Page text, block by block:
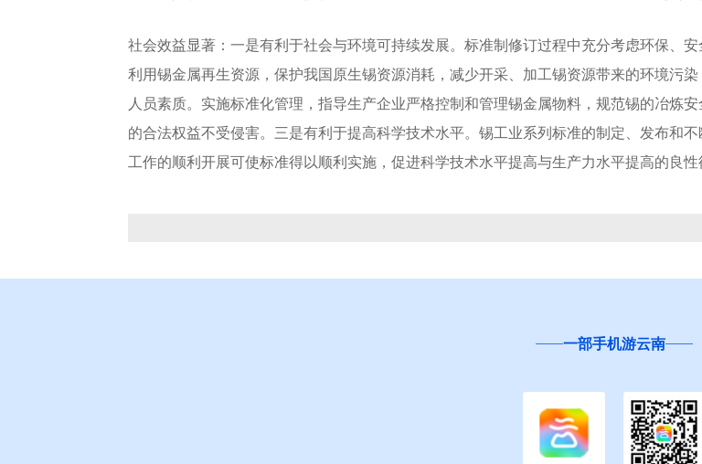
社会效益显著：一是有利于社会与环境可持续发展。标准制修订过程中充分考虑环保、
利用锡金属再生资源，保护我国原生锡资源消耗，减少开采、加工锡资源带来的环境污
人员素质。实施标准化管理，指导生产企业严格控制和管理锡金属物料，规范锡的冶炼
的合法权益不受侵害。三是有利于提高科学技术水平。锡工业系列标准的制定、发布和
工作的顺利开展可使标准得以顺利实施，促进科学技术水平提高与生产力水平提高的良性
一部手机游云南